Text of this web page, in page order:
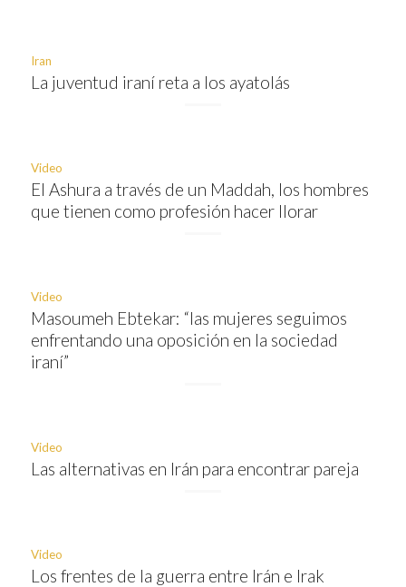
Iran
La juventud iraní reta a los ayatolás
Video
El Ashura a través de un Maddah, los hombres
que tienen como profesión hacer llorar
Video
Masoumeh Ebtekar: “las mujeres seguimos
enfrentando una oposición en la sociedad
iraní”
Video
Las alternativas en Irán para encontrar pareja
Video
Los frentes de la guerra entre Irán e Irak